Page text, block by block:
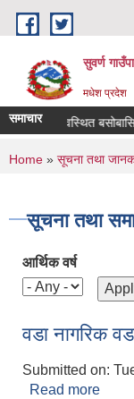
Skip to main content
सुवर्ण
मधेश प्रदेश
समाचारर अव्यवस्थित बसोबासि
You are
Home » सूचना तथा
सूचना तथा
आर्थिक वर्ष
वडा नागरिक
Submitted on:
Read more